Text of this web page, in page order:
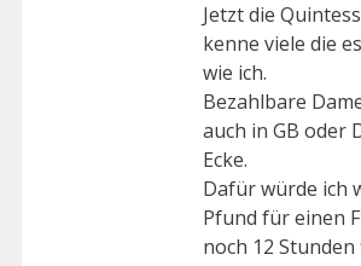
Jetzt die
kenne viele die
wie ich.
Bezahlbare
auch in GB oder
Ecke.
Dafür würde ich
Pfund für einen
noch 12 Stunden